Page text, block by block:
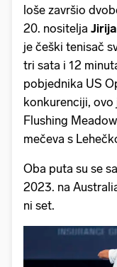
loše završio
20. nositelja
je češki tenisač
tri sata i 12
pobjednika US
konkurenciji,
Flushing
mečeva s
Oba puta su se
2023. na
ni set.